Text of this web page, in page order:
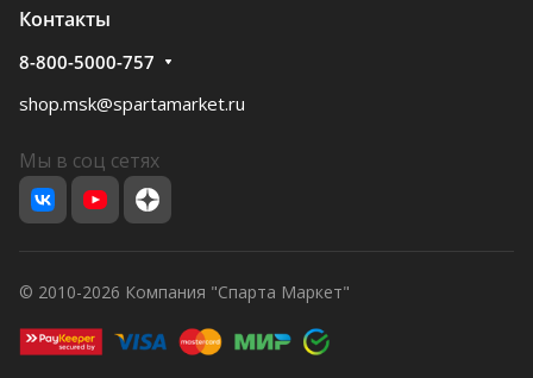
Контакты
8-800-5000-757
shop.msk@spartamarket.ru
Мы в соц сетях
© 2010-2026 Компания "Спарта Маркет"